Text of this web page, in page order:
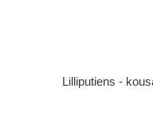
Lilliputiens -